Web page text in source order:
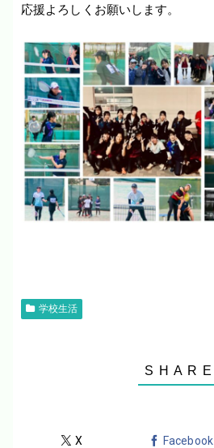
応援よろしくお願いします。
学校生活
X Facebook